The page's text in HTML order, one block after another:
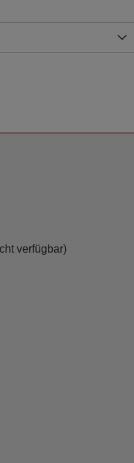
verfügbar)